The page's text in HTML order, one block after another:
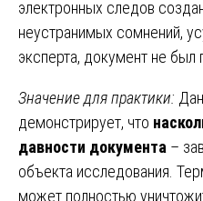
электронных следов
неустранимых сомнений,
эксперта, документ не
Значение для практики:
демонстрирует, что
давности документа –
объекта исследования.
может полностью